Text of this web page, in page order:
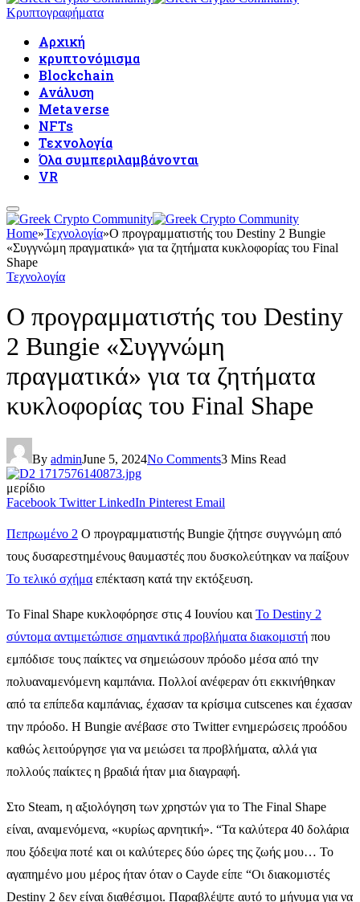
Κρυπτογραφήματα
Αρχική
κρυπτονόμισμα
Blockchain
Ανάλυση
Metaverse
NFTs
Τεχνολογία
Όλα συμπεριλαμβάνονται
VR
Home»Τεχνολογία»Ο προγραμματιστής του Destiny 2 Bungie
«Συγγνώμη πραγματικά» για τα ζητήματα κυκλοφορίας του Final
Shape
Τεχνολογία
Ο προγραμματιστής του Destiny
2 Bungie «Συγγνώμη
πραγματικά» για τα ζητήματα
κυκλοφορίας του Final Shape
By adminJune 5, 2024No Comments3 Mins Read
μερίδιο
Facebook Twitter LinkedIn Pinterest Email
Πεπρωμένο 2 Ο προγραμματιστής Bungie ζήτησε συγγνώμη από
τους δυσαρεστημένους θαυμαστές που δυσκολεύτηκαν να παίξουν
Το τελικό σχήμα επέκταση κατά την εκτόξευση.
Το Final Shape κυκλοφόρησε στις 4 Ιουνίου και Το Destiny 2
σύντομα αντιμετώπισε σημαντικά προβλήματα διακομιστή που
εμπόδισε τους παίκτες να σημειώσουν πρόοδο μέσα από την
πολυαναμενόμενη καμπάνια. Πολλοί ανέφεραν ότι εκκινήθηκαν
από τα επίπεδα καμπάνιας, έχασαν τα κρίσιμα cutscenes και έχασαν
την πρόοδο. Η Bungie ανέβασε στο Twitter ενημερώσεις προόδου
καθώς λειτούργησε για να μειώσει τα προβλήματα, αλλά για
πολλούς παίκτες η βραδιά ήταν μια διαγραφή.
Στο Steam, η αξιολόγηση των χρηστών για το The Final Shape
είναι, αναμενόμενα, «κυρίως αρνητική». “Τα καλύτερα 40 δολάρια
που ξόδεψα ποτέ και οι καλύτερες δύο ώρες της ζωής μου… Το
αγαπημένο μου μέρος ήταν όταν ο Cayde είπε “Οι διακομιστές
Destiny 2 δεν είναι διαθέσιμοι. Παραβλέψτε αυτό το μήνυμα για να